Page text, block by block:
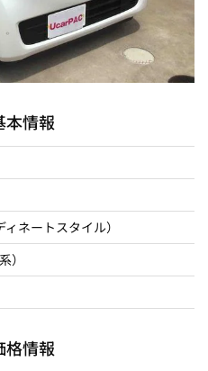
本情報
ネートスタイル）
）
格情報